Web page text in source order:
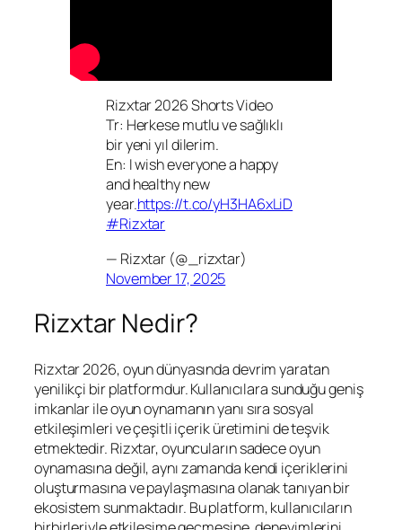
Rizxtar 2026 Shorts Video
Tr: Herkese mutlu ve sağlıklı
bir yeni yıl dilerim.
En: I wish everyone a happy
and healthy new
year.https://t.co/yH3HA6xLiD
#Rizxtar
— Rizxtar (@_rizxtar)
November 17, 2025
Rizxtar Nedir?
Rizxtar 2026, oyun dünyasında devrim yaratan
yenilikçi bir platformdur. Kullanıcılara sunduğu geniş
imkanlar ile oyun oynamanın yanı sıra sosyal
etkileşimleri ve çeşitli içerik üretimini de teşvik
etmektedir. Rizxtar, oyuncuların sadece oyun
oynamasına değil, aynı zamanda kendi içeriklerini
oluşturmasına ve paylaşmasına olanak tanıyan bir
ekosistem sunmaktadır. Bu platform, kullanıcıların